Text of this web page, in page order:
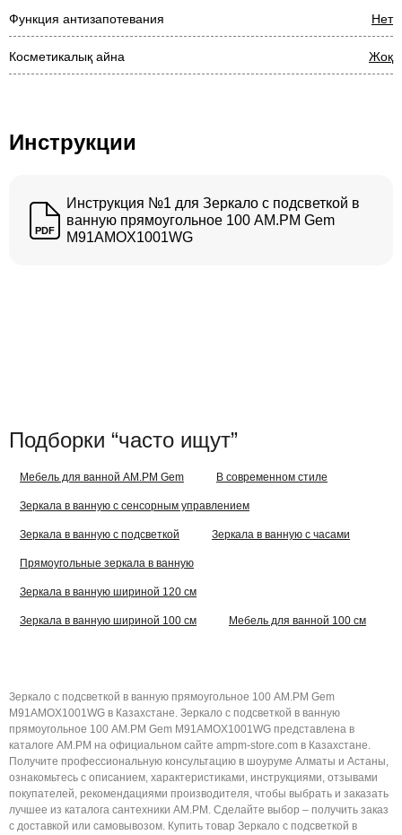
Функция антизапотевания Нет
Косметикалық айна Жоқ
Инструкции
PDF
Инструкция №1 для Зеркало с подсветкой в
ванную прямоугольное 100 AM.PM Gem
M91AMOX1001WG
Подборки “часто ищут”
Мебель для ванной AM.PM Gem В современном стиле
Зеркала в ванную с сенсорным управлением
Зеркала в ванную с подсветкой Зеркала в ванную с часами
Прямоугольные зеркала в ванную
Зеркала в ванную шириной 120 см
Зеркала в ванную шириной 100 см Мебель для ванной 100 см
Зеркало с подсветкой в ванную прямоугольное 100 AM.PM Gem
M91AMOX1001WG в Казахстане. Зеркало с подсветкой в ванную
прямоугольное 100 AM.PM Gem M91AMOX1001WG представлена в
каталоге AM.PM на официальном сайте ampm-store.com в Казахстане.
Получите профессиональную консультацию в шоуруме Алматы и Астаны,
ознакомьтесь с описанием, характеристиками, инструкциями, отзывами
покупателей, рекомендациями производителя, чтобы выбрать и заказать
лучшее из каталога сантехники AM.PM. Сделайте выбор – получить заказ
с доставкой или самовывозом. Купить товар Зеркало с подсветкой в